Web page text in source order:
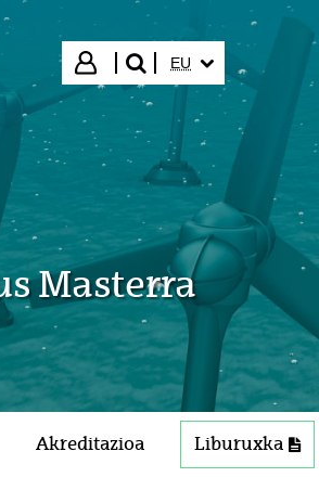
Hasi saioa
bilatu"
EU
Masterra
Akreditazioa Liburuxka